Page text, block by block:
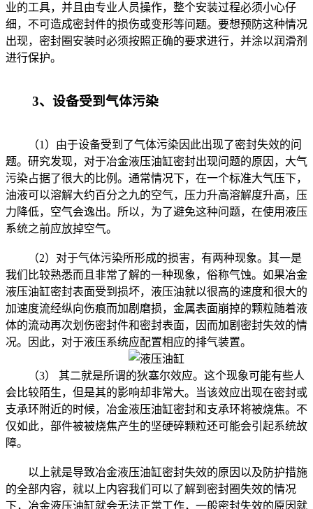
业的工具，并且由专业人员操作，整个安装过程必须小心仔
细，不可造成密封件的损伤或变形等问题。要想预防这种情况
出现，密封圈安装时必须按照正确的要求进行，并涂以润滑剂
进行保护。
3、设备受到气体污染
（1）由于设备受到了气体污染因此出现了密封失效的问
题。研究发现，对于冶金液压油缸密封出现问题的原因，大气
污染占据了很大的比例。通常情况下，在一个标准大气压下，
油液可以溶解大约百分之九的空气，压力升高溶解度升高，压
力降低，空气会逸出。所以，为了避免这种问题，在使用液压
系统之前应放掉空气。
（2）对于气体污染所形成的损害，有两种现象。其一是
我们比较熟悉而且非常了解的一种现象，俗称气蚀。如果冶金
液压油缸密封表面受到损坏，液压油就以很高的速度和很大的
加速度流经纵向伤痕而加剧磨损，金属表面崩掉的颗粒随着液
体的流动再次划伤密封件和密封表面，因而加剧密封失效的情
况。因此，对于液压系统应配置相应的排气装置。
（3） 其二就是所谓的狄塞尔效应。这个现象可能有些人
会比较陌生，但是其的影响却非常大。当该效应出现在密封或
支承环附近的时候，冶金液压油缸密封和支承环将被烧焦。不
仅如此，部件被被烧焦产生的坚硬碎颗粒还可能会引起系统故
障。
以上就是导致冶金液压油缸密封失效的原因以及防护措施
的全部内容，就以上内容我们可以了解到密封圈失效的情况
下，冶金液压油缸就会无法正常工作，一般密封失效的原因就